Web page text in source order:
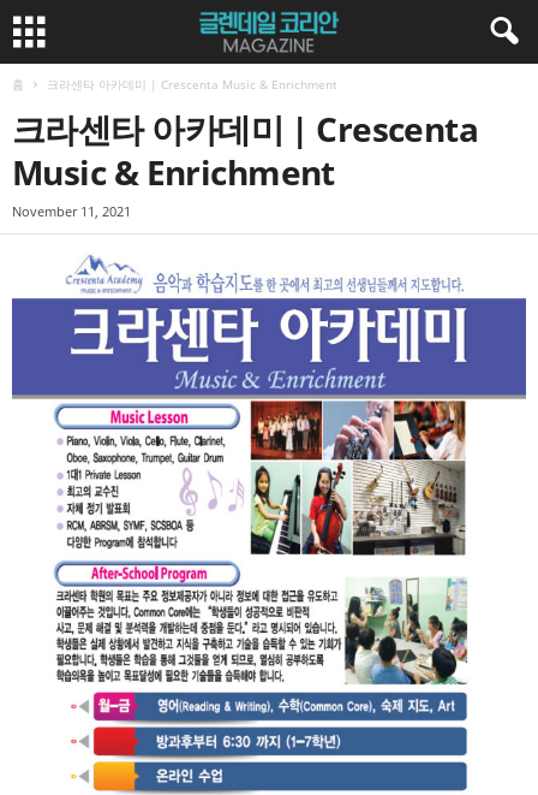
홈 크라센타 아카데미 | Crescenta Music & Enrichment
크라센타 아카데미 | Crescenta
Music & Enrichment
November 11, 2021